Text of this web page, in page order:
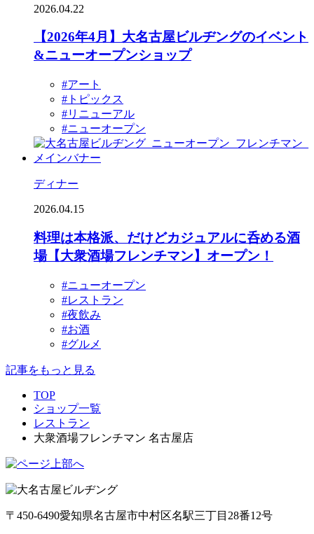
2026.04.22
【2026年4月】大名古屋ビルヂングのイベント
&ニューオープンショップ
#アート
#トピックス
#リニューアル
#ニューオープン
ディナー
2026.04.15
料理は本格派、だけどカジュアルに呑める酒
場【大衆酒場フレンチマン】オープン！
#ニューオープン
#レストラン
#夜飲み
#お酒
#グルメ
記事をもっと見る
TOP
ショップ一覧
レストラン
大衆酒場フレンチマン 名古屋店
〒450-6490愛知県名古屋市中村区名駅三丁目28番12号